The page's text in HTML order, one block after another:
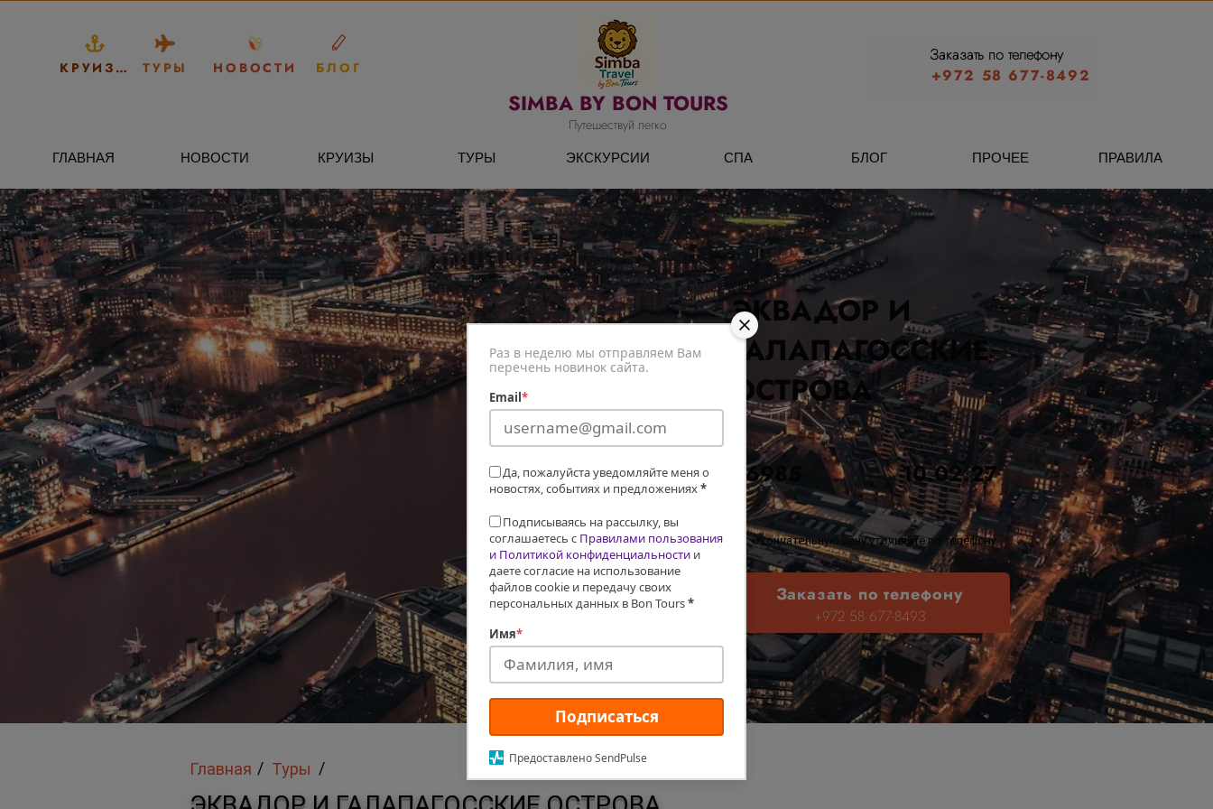
Раз в неделю мы отправляем Вам
перечень новинок сайта.
Email *
Да, пожалуйста уведомляйте меня о
новостях, событиях и предложениях*
Подписываясь на рассылку, вы
соглашаетесь с Правилами пользования
и Политикой конфиденциальности и
даете согласие на использование
файлов cookie и передачу своих
персональных данных в Bon Tours*
Имя*
Подписаться
Предоставлено SendPulse
КРУИЗЫ ТУРЫ НОВОСТИ БЛОГ
Путешествуй легко
SIMBA BY BON TOURS
+972 58 677-8492
Заказать по телефону
ГЛАВНАЯ НОВОСТИ КРУИЗЫ ТУРЫ ЭКСКУРСИИ СПА БЛОГ ПРОЧЕЕ ПРАВИЛА
ЭКВАДОР И
ГАЛАПАГОССКИЕ
ОСТРОВА
Цена
$6985
Дата
10.02.27
окончательную цену уточняйте по телефону
Заказать по телефону
+972 58 677-8493
Главная / Туры /